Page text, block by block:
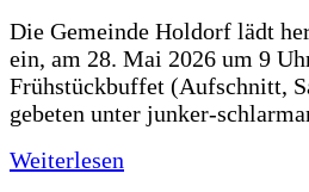
Die Gemeinde Holdorf lädt
ein, am 28. Mai 2026 um 9
Frühstückbuffet (Aufschnitt,
gebeten unter junker-
Weiterlesen